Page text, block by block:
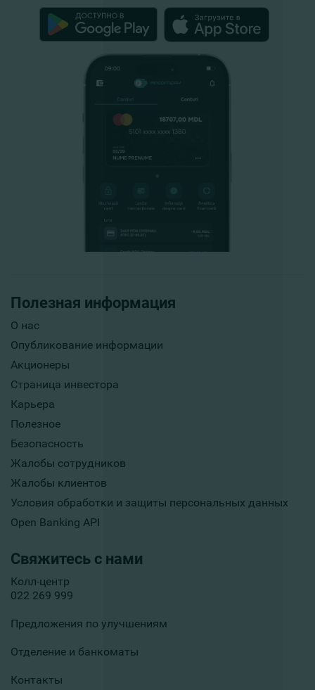
Полезная информация
О нас
Опубликование информации
Акционеры
Страница инвестора
Карьера
Полезное
Безопасность
Жалобы сотрудников
Жалобы клиентов
Условия обработки и защиты персональных данных
Open Banking API
Свяжитесь с нами
Колл-центр
022 269 999
Предложения по улучшениям
Отделение и банкоматы
Контакты